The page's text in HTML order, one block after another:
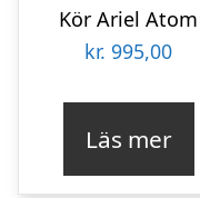
Kör Ariel Atom
kr. 995,00
Läs mer